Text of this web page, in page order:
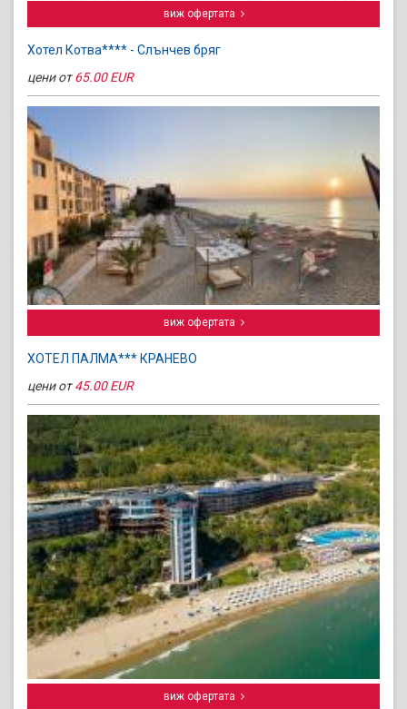
виж офертата
Хотел Котва**** - Слънчев бряг
цени от65.00 EUR
виж офертата
ХОТЕЛ ПАЛМА*** КРАНЕВО
цени от45.00 EUR
виж офертата